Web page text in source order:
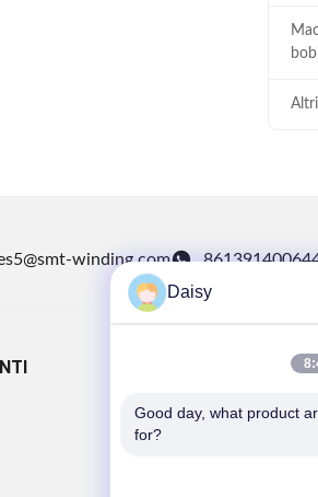
SMT
winding.com
Casa.
Daisy
Good day, what product
for?